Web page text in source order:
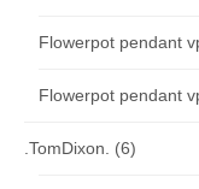
Flowerpot pendant
Flowerpot pendant
.TomDixon. (6)